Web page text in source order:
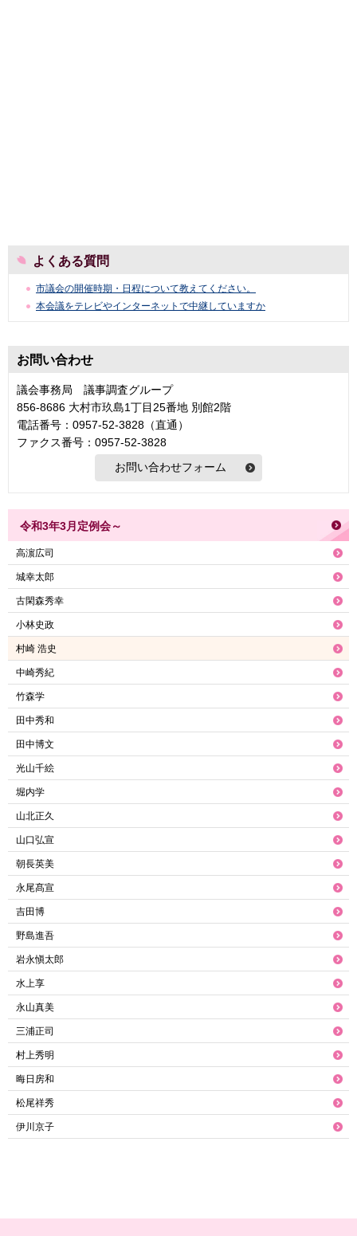
よくある質問
市議会の開催時期・日程について教えてください。
本会議をテレビやインターネットで中継していますか
お問い合わせ
議会事務局 議事調査グループ
856-8686 大村市玖島1丁目25番地 別館2階
電話番号：0957-52-3828（直通）
ファクス番号：0957-52-3828
令和3年3月定例会～
高濵広司
城幸太郎
古閑森秀幸
小林史政
村崎 浩史
中崎秀紀
竹森学
田中秀和
田中博文
光山千絵
堀内学
山北正久
山口弘宣
朝長英美
永尾髙宣
吉田博
野島進吾
岩永愼太郎
水上享
永山真美
三浦正司
村上秀明
晦日房和
松尾祥秀
伊川京子